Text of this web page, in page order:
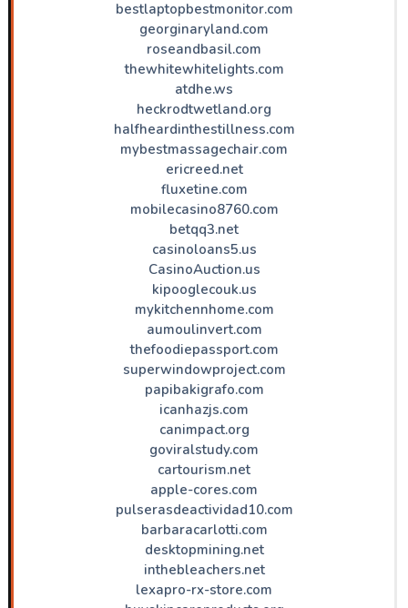
bestlaptopbestmonitor.com
georginaryland.com
roseandbasil.com
thewhitewhitelights.com
atdhe.ws
heckrodtwetland.org
halfheardinthestillness.com
mybestmassagechair.com
ericreed.net
fluxetine.com
mobilecasino8760.com
betqq3.net
casinoloans5.us
CasinoAuction.us
kipooglecouk.us
mykitchennhome.com
aumoulinvert.com
thefoodiepassport.com
superwindowproject.com
papibakigrafo.com
icanhazjs.com
canimpact.org
goviralstudy.com
cartourism.net
apple-cores.com
pulserasdeactividad10.com
barbaracarlotti.com
desktopmining.net
inthebleachers.net
lexapro-rx-store.com